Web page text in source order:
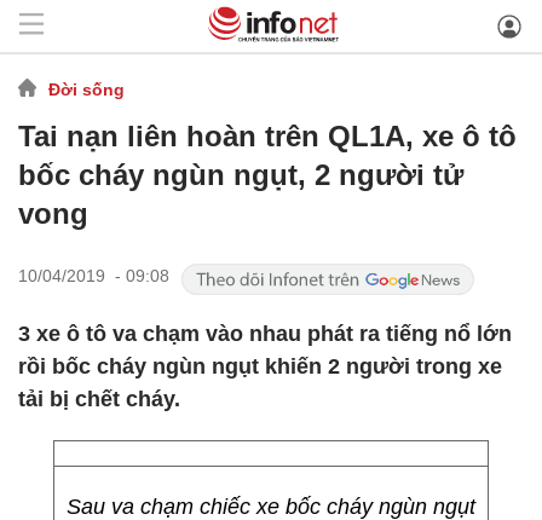
Đời sống
Tai nạn liên hoàn trên QL1A, xe ô tô
bốc cháy ngùn ngụt, 2 người tử
vong
10/04/2019 - 09:08
3 xe ô tô va chạm vào nhau phát ra tiếng nổ lớn
rồi bốc cháy ngùn ngụt khiến 2 người trong xe
tải bị chết cháy.
Sau va chạm chiếc xe bốc cháy ngùn ngụt